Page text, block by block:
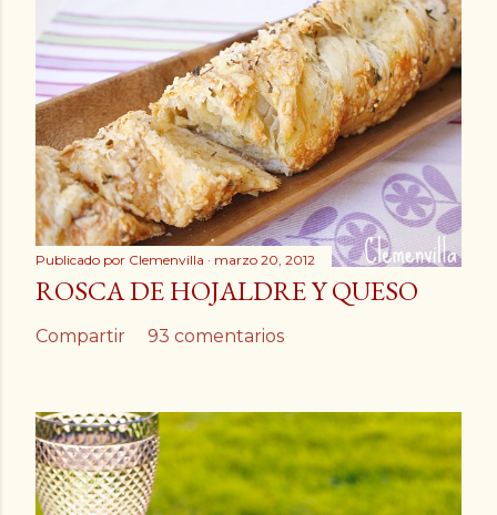
Publicado por Clemenvilla marzo 20, 2012
ROSCA DE HOJALDRE Y QUESO
Compartir 93 comentarios